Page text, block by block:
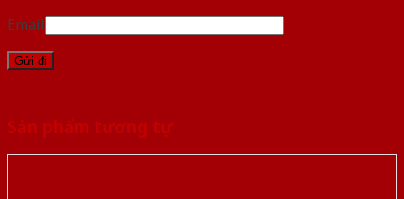
Email
Sản phẩm tương tự